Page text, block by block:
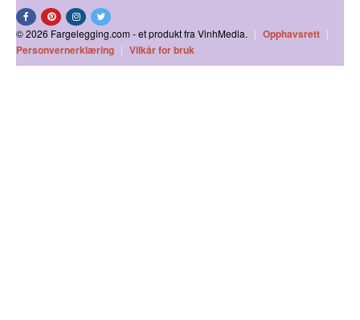
© 2026 Fargelegging.com - et produkt fra VinhMedia. | Opphavsrett |
Personvernerklæring | Vilkår for bruk